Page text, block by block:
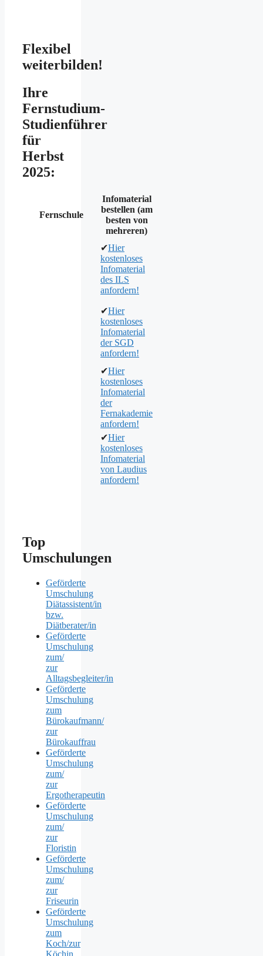
Flexibel
weiterbilden!
Ihre
Fernstudium-
Studienführer
für
Herbst
2025:
Fernschule
Infomaterial
bestellen (am
besten von
mehreren)
✔Hier
kostenloses
Infomaterial
des ILS
anfordern!
✔Hier
kostenloses
Infomaterial
der SGD
anfordern!
✔Hier
kostenloses
Infomaterial
der
Fernakademie
anfordern!
✔Hier
kostenloses
Infomaterial
von Laudius
anfordern!
Top
Umschulungen
Geförderte
Umschulung
Diätassistent/in
bzw.
Diätberater/in
Geförderte
Umschulung
zum/
zur
Alltagsbegleiter/in
Geförderte
Umschulung
zum
Bürokaufmann/
zur
Bürokauffrau
Geförderte
Umschulung
zum/
zur
Ergotherapeutin
Geförderte
Umschulung
zum/
zur
Floristin
Geförderte
Umschulung
zum/
zur
Friseurin
Geförderte
Umschulung
zum
Koch/zur
Köchin